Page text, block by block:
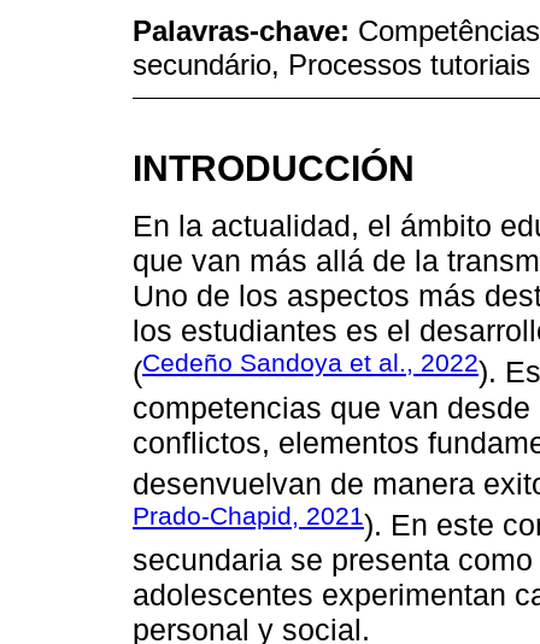
Palavras-chave:
secundário, Processos tutoriais
INTRODUCCIÓN
En la actualidad, el ámbito
que van más allá de la
Uno de los aspectos más
los estudiantes es el
(Cedeño Sandoya et al., 2022).
competencias que van
conflictos, elementos
desenvuelvan de manera
Prado-Chapid, 2021). En este
secundaria se presenta
adolescentes experimentan
personal y social.